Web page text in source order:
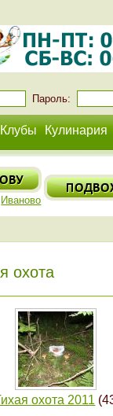
Пароль:
Клубы Кулинария
Иваново
охота
охота 2011